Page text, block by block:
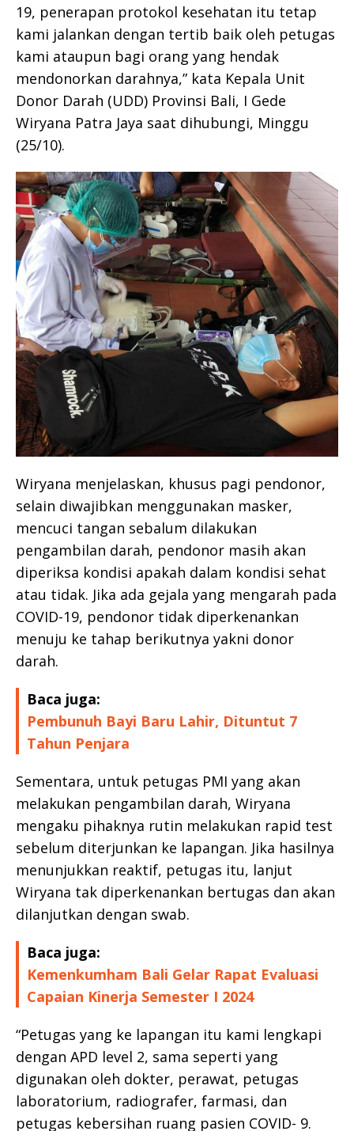
19, penerapan protokol kesehatan itu tetap
kami jalankan dengan tertib baik oleh petugas
kami ataupun bagi orang yang hendak
mendonorkan darahnya,” kata Kepala Unit
Donor Darah (UDD) Provinsi Bali, I Gede
Wiryana Patra Jaya saat dihubungi, Minggu
(25/10).
Wiryana menjelaskan, khusus pagi pendonor,
selain diwajibkan menggunakan masker,
mencuci tangan sebalum dilakukan
pengambilan darah, pendonor masih akan
diperiksa kondisi apakah dalam kondisi sehat
atau tidak. Jika ada gejala yang mengarah pada
COVID-19, pendonor tidak diperkenankan
menuju ke tahap berikutnya yakni donor
darah.
Baca juga:
Pembunuh Bayi Baru Lahir, Dituntut 7
Tahun Penjara
Sementara, untuk petugas PMI yang akan
melakukan pengambilan darah, Wiryana
mengaku pihaknya rutin melakukan rapid test
sebelum diterjunkan ke lapangan. Jika hasilnya
menunjukkan reaktif, petugas itu, lanjut
Wiryana tak diperkenankan bertugas dan akan
dilanjutkan dengan swab.
Baca juga:
Kemenkumham Bali Gelar Rapat Evaluasi
Capaian Kinerja Semester I 2024
“Petugas yang ke lapangan itu kami lengkapi
dengan APD level 2, sama seperti yang
digunakan oleh dokter, perawat, petugas
laboratorium, radiografer, farmasi, dan
petugas kebersihan ruang pasien COVID- 9.